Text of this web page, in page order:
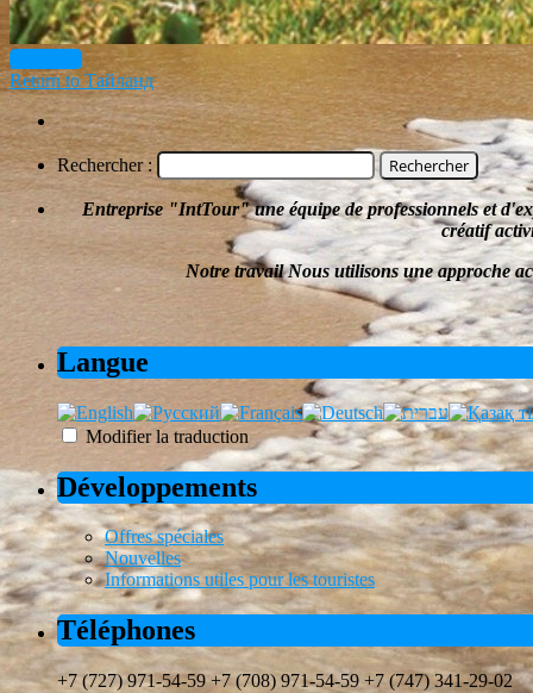
précédent
Return to Тайланд
Rechercher :
Entreprise"IntTour" une équipe de professionnels et
créatif
Notre travailNous utilisons une approche
Langue
Modifier la traduction
Développements
Offres spéciales
Nouvelles
Informations utiles pour les touristes
Téléphones
+7 (727) 971-54-59 +7 (708) 971-54-59 +7 (747) 341-29-02